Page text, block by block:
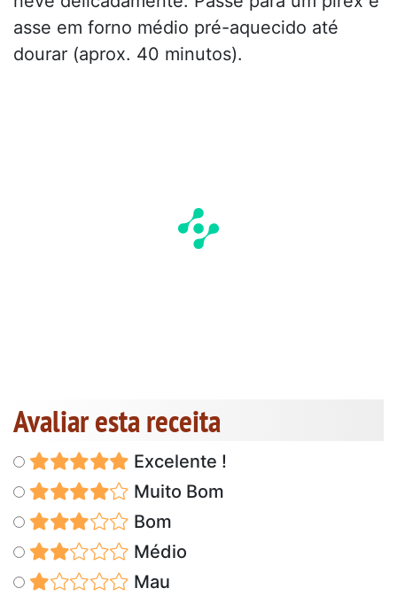
asse em forno médio pré-aquecido até
dourar (aprox. 40 minutos).
Avaliar esta receita
Excelente !
Muito Bom
Bom
Médio
Mau